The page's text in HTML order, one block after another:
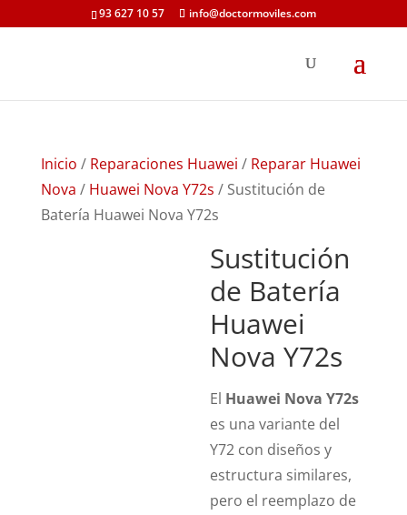
93 627 10 57 info@doctormoviles.com
Inicio / Reparaciones Huawei / Reparar Huawei
Nova / Huawei Nova Y72s / Sustitución de
Batería Huawei Nova Y72s
Sustitución
de Batería
Huawei
Nova Y72s
El Huawei Nova Y72s
es una variante del
Y72 con diseños y
estructura similares,
pero el reemplazo de